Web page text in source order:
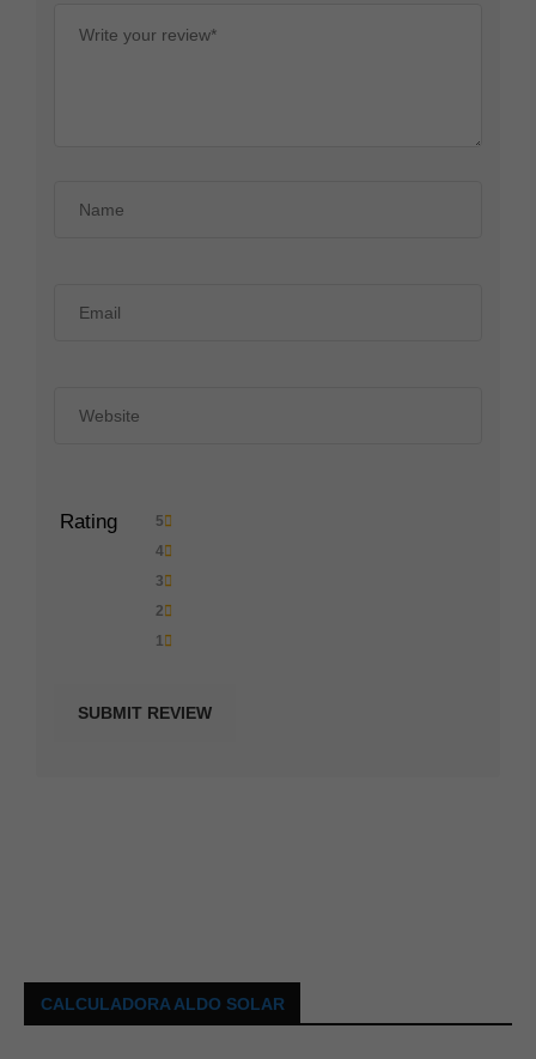
Rating
5
4
3
2
1
CALCULADORA ALDO SOLAR